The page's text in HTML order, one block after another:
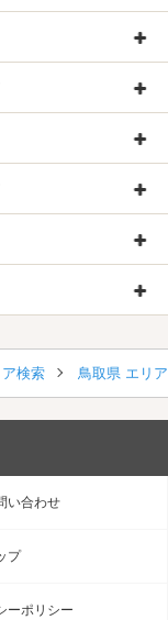
検索 鳥取県 エリ
い合わせ
プ
ーポリシー